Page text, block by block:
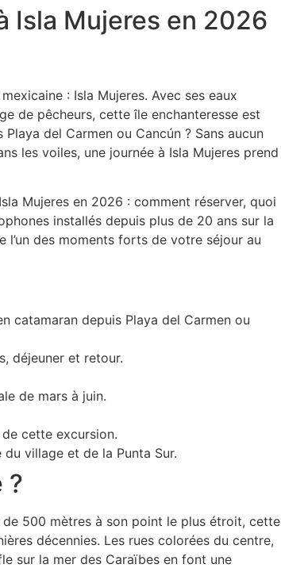
Isla Mujeres en 2026
: Isla Mujeres. Avec ses eaux
de pêcheurs, cette île enchanteresse est
del Carmen ou Cancún ? Sans aucun
les voiles, une journée à Isla Mujeres prend
Mujeres en 2026 : comment réserver, quoi
installés depuis plus de 20 ans sur la
l’un des moments forts de votre séjour au
catamaran depuis Playa del Carmen ou
déjeuner et retour.
de mars à juin.
cette excursion.
village et de la Punta Sur.
?
de 500 mètres à son point le plus étroit, cette
décennies. Les rues colorées du centre,
sur la mer des Caraïbes en font une